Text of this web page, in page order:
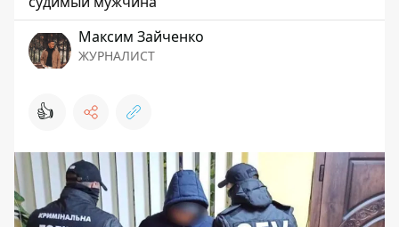
Максим Зайченко
ЖУРНАЛИСТ
👍